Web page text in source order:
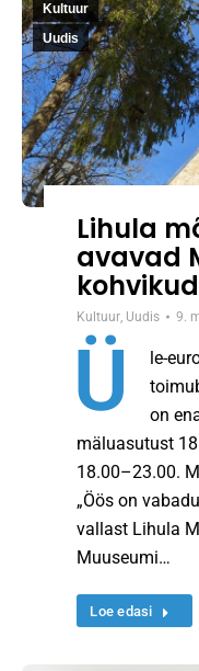
Kultuur
Uudis
Lihula
avavad
kohvikud
Kultuur, Uudis 9.
Ü
le-
on
mäluasutust
18.00–23.00.
„Öös on
vallast Lihula
Muuseumi…
Loe edasi